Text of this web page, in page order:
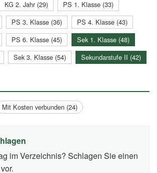
KG 2. Jahr (29)
PS 1. Klasse (33)
PS 3. Klasse (36)
PS 4. Klasse (43)
PS 6. Klasse (45)
Sek 1. Klasse (48)
Sek 3. Klasse (54) Sekundarstufe II (42)
Mit Kosten verbunden (24)
im Verzeichnis? Schlagen Sie einen